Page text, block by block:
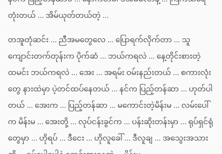
တုံးတယ် … အိမ်ယုတ်တယ်တဲ့ …
တအူတုံဆင်း … ညီအမတွေလေ … ပြောရက်လိုက်တာ … သူ
ကျောင်းတက်တုန်းက ပိုက်ဆံ … ဘယ်ကရလဲ … နေ့တိုင်းစားတဲ့
ထမင်း ဘယ်ကရလဲ … အေး … အရမ်း ဝမ်းနည်းတယ် … စကားလုံး
တွေ နားထဲမှာ ပဲ့တင်ထပ်နေတယ် … နင်က ပြည့်တန်ဆာ … ဟုတ်ပါ
တယ် … အေးက … ပြည့်တန်ဆာ … မကောင်းတဲ့မိန်းမ … လမ်းပေါ်
က မိန်းမ … အေးတို့ … လုပ်ငန်းခွင်က … ပန်းဆိုးတန်းမှာ … ရုပ်ရှင်ရုံ
တွေမှာ … ဟိုရပ် … ဒီငေး … ဟိုလူခေါ် … ဒီလူချ … အသွေးအသား